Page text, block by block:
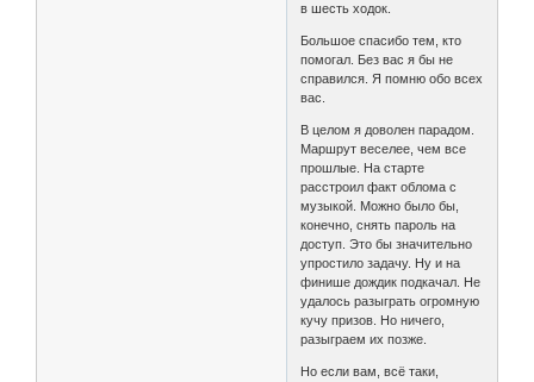
в шесть ходок.
Большое спасибо тем, кто
помогал. Без вас я бы не
справился. Я помню обо всех
вас.
В целом я доволен парадом.
Маршрут веселее, чем все
прошлые. На старте
расстроил факт облома с
музыкой. Можно было бы,
конечно, снять пароль на
доступ. Это бы значительно
упростило задачу. Ну и на
финише дождик подкачал. Не
удалось разыграть огромную
кучу призов. Но ничего,
разыграем их позже.
Но если вам, всё таки,